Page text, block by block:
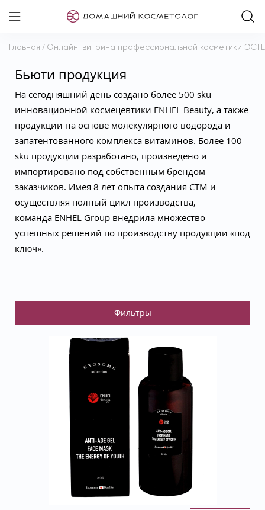
Главная / Онлайн-витрина профессиональной косметики
Бьюти продукция
На сегодняшний день создано более 500 sku
инновационной космецевтики ENHEL Beauty, а также
продукции на основе молекулярного водорода и
запатентованного комплекса витаминов. Более 100
sku продукции разработано, произведено и
импортировано под собственным брендом
заказчиков. Имея 8 лет опыта создания СТМ и
осуществляя полный цикл производства,
команда ENHEL Group внедрила множество
успешных решений по производству продукции «под
ключ».